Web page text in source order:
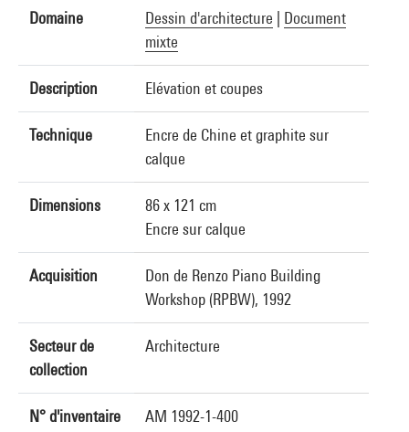
Domaine Dessin d'architecture
Document
mixte
Description Elévation et coupes
Technique
Encre de Chine et graphite sur
calque
Dimensions
86 x 121 cm
Encre sur calque
Acquisition
Don de Renzo Piano Building
Workshop (RPBW), 1992
Secteur de
collection
Architecture
N° d'inventaire AM 1992-1-400